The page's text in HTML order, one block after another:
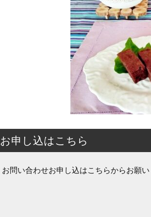
お申し込はこちら
お問い合わせお申し込はこちらからお願